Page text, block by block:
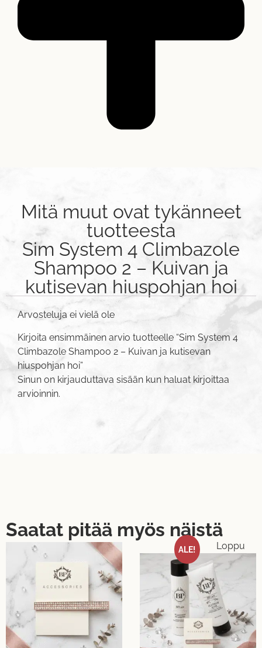
Mitä muut ovat tykänneet
tuotteesta
Sim System 4 Climbazole
Shampoo 2 – Kuivan ja
kutisevan hiuspohjan hoi
Arvosteluja ei vielä ole
Kirjoita ensimmäinen arvio tuotteelle “Sim System 4
Climbazole Shampoo 2 – Kuivan ja kutisevan
hiuspohjan hoi”
Sinun on kirjauduttava sisään kun haluat kirjoittaa
arvioinnin.
Saatat pitää myös näistä
ALE! Loppu